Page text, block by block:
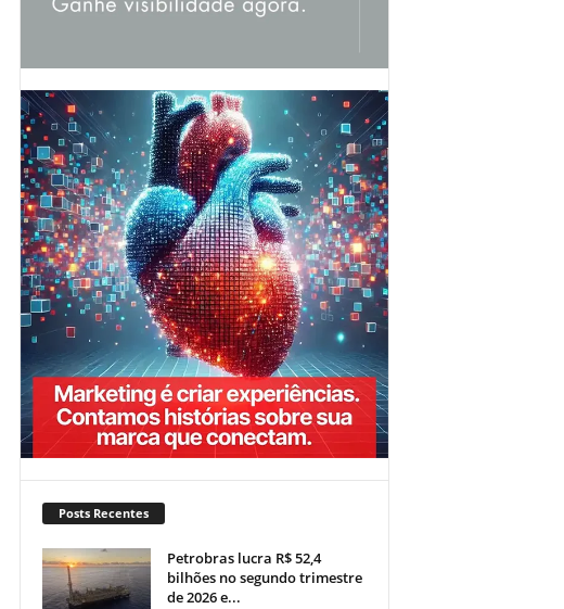
Posts Recentes
Petrobras lucra R$ 52,4
bilhões no segundo trimestre
de 2026 e...